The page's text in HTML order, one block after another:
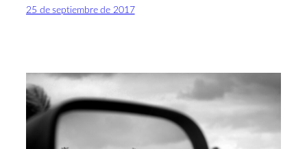
25 de septiembre de 2017